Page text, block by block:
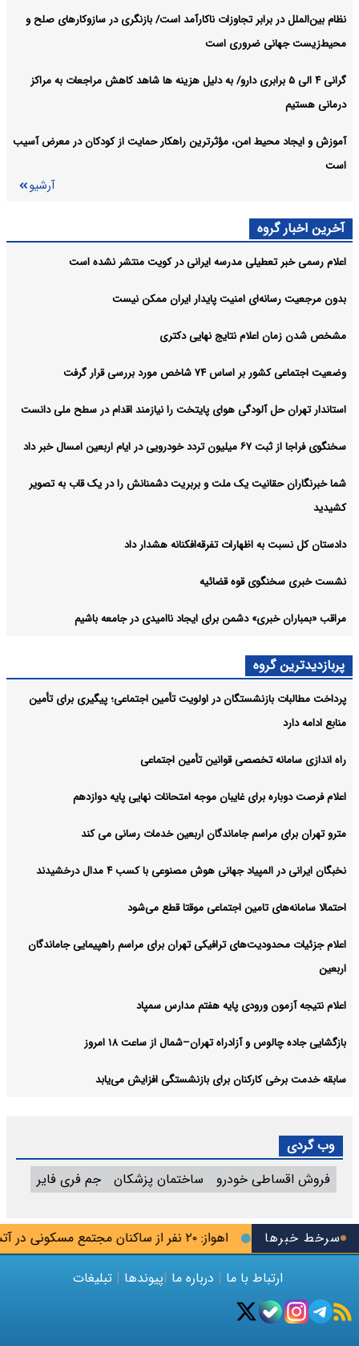
سرخط خبرها اهواز: ۲۰ نفر از ساکنان مجتمع مسکونی در آتش‌سوزی نجات یافتند افزایش می‌یابد
نظام بین‌الملل در برابر تجاوزات ناکارآمد است/ بازنگری در سازوکارهای صلح و
محیط‌زیست جهانی ضروری است
گرانی ۴ الی ۵ برابری دارو/ به دلیل هزینه ها شاهد کاهش مراجعات به مراکز
درمانی هستیم
آموزش و ایجاد محیط امن، مؤثرترین راهکار حمایت از کودکان در معرض آسیب
است
آرشیو
آخرین اخبار گروه
اعلام رسمی خبر تعطیلی مدرسه ایرانی در کویت منتشر نشده است
بدون مرجعیت رسانه‌ای امنیت پایدار ایران ممکن نیست
مشخص شدن زمان اعلام نتایج نهایی دکتری
وضعیت اجتماعی کشور بر اساس ۷۴ شاخص مورد بررسی قرار گرفت
استاندار تهران حل آلودگی هوای پایتخت را نیازمند اقدام در سطح ملی دانست
سخنگوی فراجا از ثبت ۶۷ میلیون تردد خودرویی در ایام اربعین امسال خبر داد
شما خبرنگاران حقانیت یک ملت و بربریت دشمنانش را در یک قاب به تصویر
کشیدید
دادستان کل نسبت به اظهارات تفرقه‌افکنانه هشدار داد
نشست خبری سخنگوی قوه قضائیه
مراقب «بمباران خبری» دشمن برای ایجاد ناامیدی در جامعه باشیم
پربازدیدترین گروه
پرداخت مطالبات بازنشستگان در اولویت تأمین اجتماعی؛ پیگیری برای تأمین
منابع ادامه دارد
راه اندازی سامانه تخصصی قوانین تأمین اجتماعی
اعلام فرصت دوباره برای غایبان موجه امتحانات نهایی پایه دوازدهم
مترو تهران برای مراسم جاماندگان اربعین خدمات رسانی می کند
نخبگان ایرانی در المپیاد جهانی هوش مصنوعی با کسب ۴ مدال درخشیدند
احتمالا سامانه‌های تامین اجتماعی موقتا قطع می‌شود
اعلام جزئیات محدودیت‌های ترافیکی تهران برای مراسم راهپیمایی جاماندگان
اربعین
اعلام نتیجه آزمون ورودی پایه هفتم مدارس سمپاد
بازگشایی جاده چالوس و آزادراه تهران–شمال از ساعت ۱۸ امروز
سابقه خدمت برخی کارکنان برای بازنشستگی افزایش می‌یابد
وب گردی
فروش اقساطی خودرو
ساختمان پزشکان جم فری فایر
ارتباط با ما | درباره ما |پیوندها | تبلیغات